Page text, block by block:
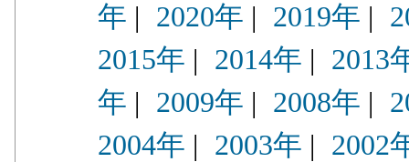
年 | 2020年 | 2019年 |
2015年 | 2014年 | 2013
年 | 2009年 | 2008年 |
2004年 | 2003年 | 2002